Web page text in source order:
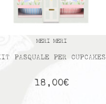
MERI MERI
PASQUALE PER CUPCAKES
18,00€